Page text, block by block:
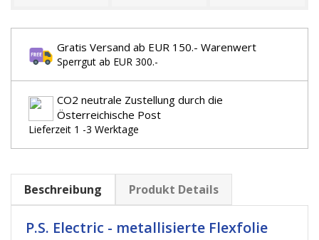
Gratis Versand ab EUR 150.- Warenwert
Sperrgut ab EUR 300.-
CO2 neutrale Zustellung durch die
Österreichische Post
Lieferzeit 1 -3 Werktage
Beschreibung Produkt Details
P.S. Electric - metallisierte Flexfolie